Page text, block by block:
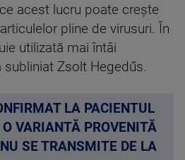
acest lucru poate crește
pline de virusuri. În
utilizată mai întâi
Zsolt Hegedűs.
LA PACIENTUL
VARIANTĂ PROVENITĂ
SE TRANSMITE DE LA